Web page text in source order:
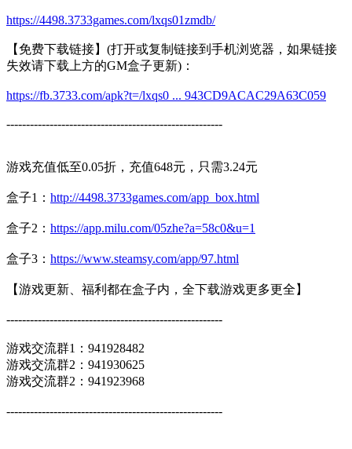
https://4498.3733games.com/lxqs01zmdb/
【免费下载链接】(打开或复制链接到手机浏览器，如果链接
失效请下载上方的GM盒子更新)：
https://fb.3733.com/apk?t=/lxqs0 ... 943CD9ACAC29A63C059
-------------------------------------------------------
游戏充值低至0.05折，充值648元，只需3.24元
盒子1： http://4498.3733games.com/app_box.html
盒子2： https://app.milu.com/05zhe?a=58c0&u=1
盒子3： https://www.steamsy.com/app/97.html
【游戏更新、福利都在盒子内，全下载游戏更多更全】
-------------------------------------------------------
游戏交流群1：941928482
游戏交流群2：941930625
游戏交流群2：941923968
-------------------------------------------------------